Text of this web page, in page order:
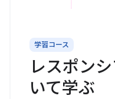
学習コース
レスポン
いて学ぶ